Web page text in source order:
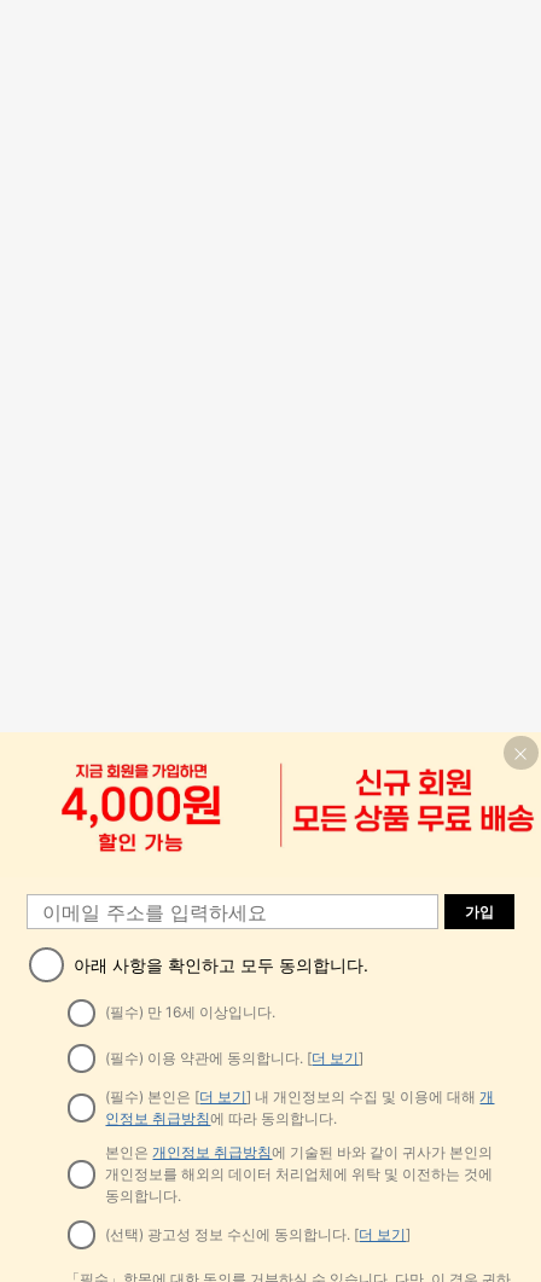
가입
아래 사항을 확인하고 모두 동의합니다.
(필수) 만 16세 이상입니다.
(필수) 이용 약관에 동의합니다. [더 보기]
(필수) 본인은 [더 보기] 내 개인정보의 수집 및 이용에 대해개
인정보 취급방침에 따라 동의합니다.
본인은 개인정보 취급방침에 기술된 바와 같이 귀사가 본인의
개인정보를 해외의 데이터 처리업체에 위탁 및 이전하는 것에
동의합니다.
(선택) 광고성 정보 수신에 동의합니다. [더 보기]